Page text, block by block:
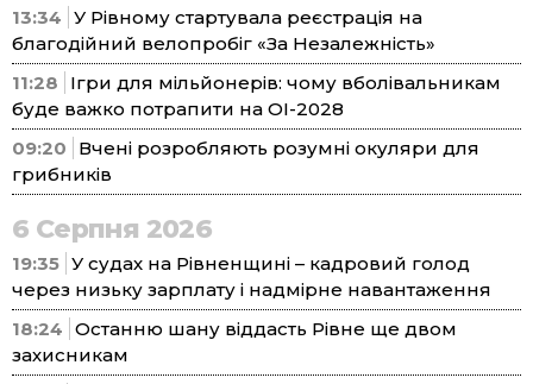
13:34 У Рівному стартувала реєстрація на
благодійний велопробіг «За Незалежність»
11:28
Ігри для мільйонерів: чому вболівальникам
буде важко потрапити на ОІ-2028
09:20
Вчені розробляють розумні окуляри для
грибників
6 Серпня 2026
19:35 У судах на Рівненщині – кадровий голод
через низьку зарплату і надмірне навантаження
18:24 Останню шану віддасть Рівне ще двом
захисникам